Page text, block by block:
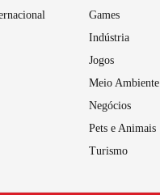
Games
Indústria
Jogos
Meio Ambiente
Negócios
Pets e Animais
Turismo